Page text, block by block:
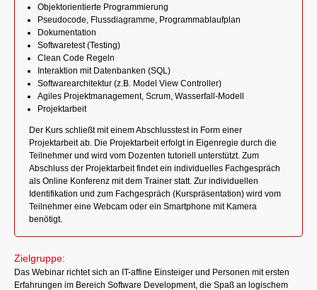
Objektorientierte Programmierung
Pseudocode, Flussdiagramme, Programmablaufplan
Dokumentation
Softwaretest (Testing)
Clean Code Regeln
Interaktion mit Datenbanken (SQL)
Softwarearchitektur (z.B. Model View Controller)
Agiles Projektmanagement, Scrum, Wasserfall-Modell
Projektarbeit
Der Kurs schließt mit einem Abschlusstest in Form einer
Projektarbeit ab. Die Projektarbeit erfolgt in Eigenregie durch die
Teilnehmer und wird vom Dozenten tutoriell unterstützt. Zum
Abschluss der Projektarbeit findet ein individuelles Fachgespräch
als Online Konferenz mit dem Trainer statt. Zur individuellen
Identifikation und zum Fachgespräch (Kurspräsentation) wird vom
Teilnehmer eine Webcam oder ein Smartphone mit Kamera
benötigt.
Zielgruppe:
Das Webinar richtet sich an IT-affine Einsteiger und Personen mit ersten
Erfahrungen im Bereich Software Development, die Spaß an logischem